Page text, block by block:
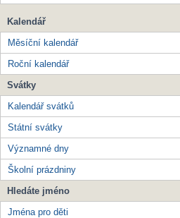
Kalendář
Měsíční kalendář
Roční kalendář
Svátky
Kalendář svátků
Státní svátky
Významné dny
Školní prázdniny
Hledáte jméno
Jména pro děti